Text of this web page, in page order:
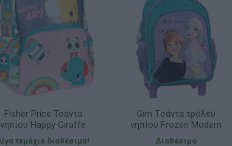
Fisher Price Τσάντα
νηπίου Happy Giraffe
349-19053
τεμάχια διαθέσιμα!
Gim Tσάντα τρόλεϋ
νηπίου Frozen Modern
Magic 341-73072
Διαθέσιμο